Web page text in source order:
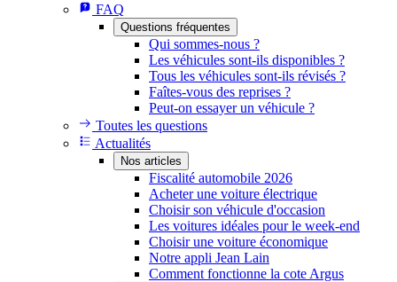
FAQ
Questions fréquentes
Qui sommes-nous ?
Les véhicules sont-ils disponibles ?
Tous les véhicules sont-ils révisés ?
Faîtes-vous des reprises ?
Peut-on essayer un véhicule ?
Toutes les questions
Actualités
Nos articles
Fiscalité automobile 2026
Acheter une voiture électrique
Choisir son véhicule d'occasion
Les voitures idéales pour le week-end
Choisir une voiture économique
Notre appli Jean Lain
Comment fonctionne la cote Argus